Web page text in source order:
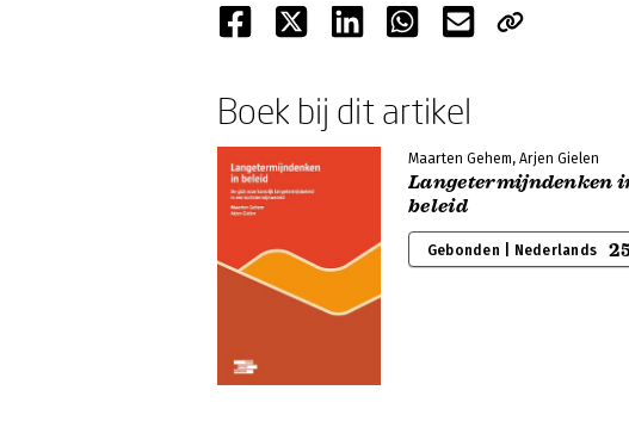
Boek bij dit artikel
Maarten Gehem, Arjen Gielen
Langetermijndenken
beleid
Gebonden | Nederlands